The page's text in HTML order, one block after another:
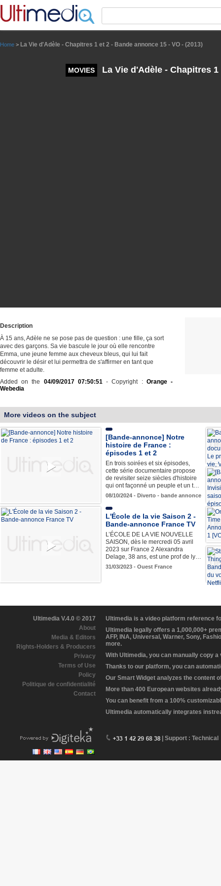
Home > La Vie d'Adèle - Chapitres 1 et 2 - Bande annonce 15 - VO - (2013)
MOVIES La Vie d'Adèle - Chapitres
Description
À 15 ans, Adèle ne se pose pas de question : une fille, ça sort
avec des garçons. Sa vie bascule le jour où elle rencontre
Emma, une jeune femme aux cheveux bleus, qui lui fait
découvrir le désir et lui permettra de s'affirmer en tant que
femme et adulte.
Added on the 04/09/2017 07:50:51- Copyright : Orange -
Webedia
More videos on the subject
[Bande-annonce] Notre
histoire de France :
épisodes 1 et 2
En trois soirées et six épisodes,
cette série documentaire propose
de revisiter seize siècles d'histoire
qui ont façonné un peuple et un t…
08/10/2024 - Diverto - bande annonce
L'École de la vie Saison 2 -
Bande-annonce France TV
L’ÉCOLE DE LA VIE NOUVELLE
SAISON, dès le mercredi 05 avril
2023 sur France 2 Alexandra
Delage, 38 ans, est une prof de ly…
31/03/2023 - Ouest France
Ultimedia V.4.0 © 2017
About
Media & Editors
Rights-Holders & Producers
Privacy
Terms of Use
Policy
Politique de confidentialité
Contact
Ultimedia is a video platform reference
Ultimedia legally offers a 1,000,000+
AFP, INA, Universal, Warner, Sony,
more.
With Ultimedia, you can manually copy
Thanks to our platform, you can
Our Smart Widget analyzes the content
More than 400 European websites
You can benefit from a 100%
Ultimedia automatically integrates
| Support : Technical
Panneau de gestion des cookies